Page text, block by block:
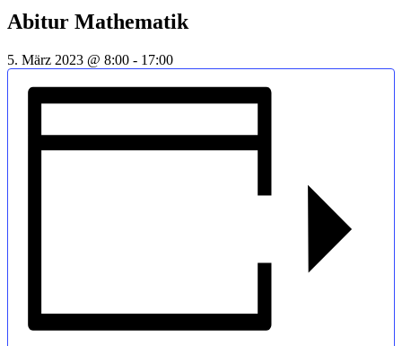
Abitur Mathematik
5. März 2023 @ 8:00 - 17:00